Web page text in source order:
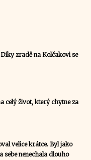
zradě na Kolčakovi se
celý život, který chytne za
velice krátce. Byl jako
sebe nenechala dlouho